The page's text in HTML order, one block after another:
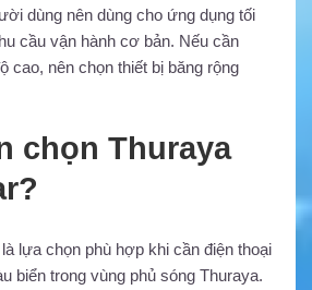
dùng nên dùng cho ứng dụng tối
cầu vận hành cơ bản. Nếu cần
cao, nên chọn thiết bị băng rộng
chọn Thuraya
lựa chọn phù hợp khi cần điện thoại
biển trong vùng phủ sóng Thuraya.